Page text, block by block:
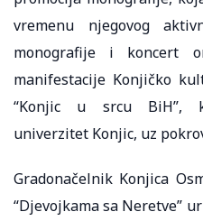
vremenu njegovog
monografije i koncert
manifestacije Konjičko
“Konjic u srcu BiH”,
univerzitet Konjic, uz
Gradonačelnik Konjica
“Djevojkama sa Neretve”